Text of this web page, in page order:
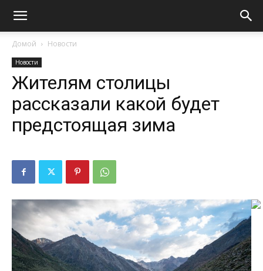
Домой Новости
Новости
Жителям столицы
рассказали какой будет
предстоящая зима